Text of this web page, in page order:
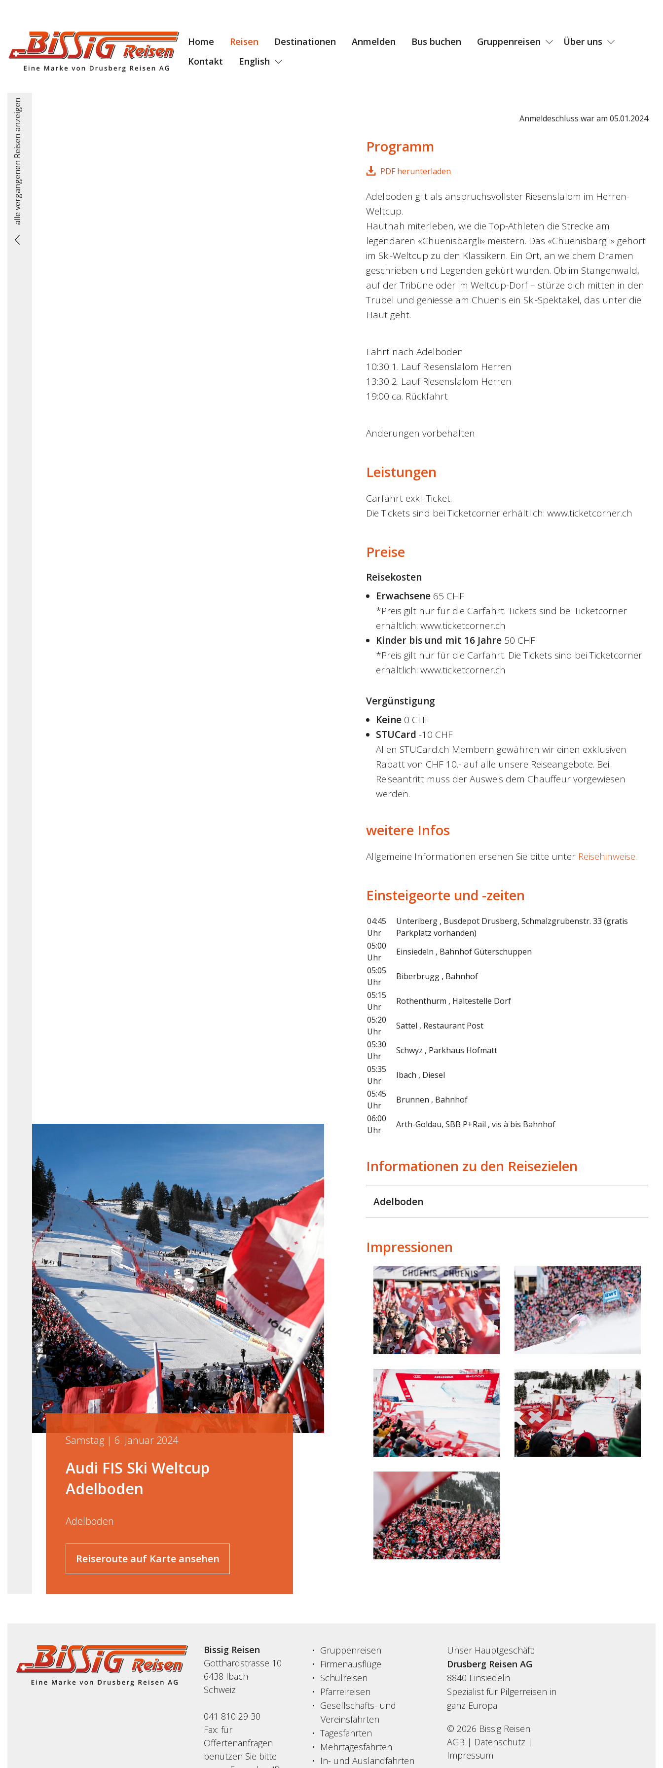
Home Reisen Destinationen Anmelden Bus buchen Gruppenreisen
Über uns
Kontakt
English
alle vergangenen Reisen anzeigen
Samstag | 6. Januar 2024
Audi FIS Ski Weltcup
Adelboden
Adelboden
Reiseroute auf Karte ansehen
Anmeldeschluss war am 05.01.2024
Programm
PDF herunterladen
Adelboden gilt als anspruchsvollster Riesenslalom im Herren-
Weltcup.
Hautnah miterleben, wie die Top-Athleten die Strecke am
legendären «Chuenisbärgli» meistern. Das «Chuenisbärgli» gehört
im Ski-Weltcup zu den Klassikern. Ein Ort, an welchem Dramen
geschrieben und Legenden gekürt wurden. Ob im Stangenwald,
auf der Tribüne oder im Weltcup-Dorf – stürze dich mitten in den
Trubel und geniesse am Chuenis ein Ski-Spektakel, das unter die
Haut geht.
Fahrt nach Adelboden
10:30 1. Lauf Riesenslalom Herren
13:30 2. Lauf Riesenslalom Herren
19:00 ca. Rückfahrt
Änderungen vorbehalten
Leistungen
Carfahrt exkl. Ticket.
Die Tickets sind bei Ticketcorner erhältlich: www.ticketcorner.ch
Preise
Reisekosten
Erwachsene 65 CHF
*Preis gilt nur für die Carfahrt. Tickets sind bei Ticketcorner
erhältlich: www.ticketcorner.ch
Kinder bis und mit 16 Jahre 50 CHF
*Preis gilt nur für die Carfahrt. Die Tickets sind bei Ticketcorner
erhältlich: www.ticketcorner.ch
Vergünstigung
Keine 0 CHF
STUCard -10 CHF
Allen STUCard.ch Membern gewähren wir einen exklusiven
Rabatt von CHF 10.- auf alle unsere Reiseangebote. Bei
Reiseantritt muss der Ausweis dem Chauffeur vorgewiesen
werden.
weitere Infos
Allgemeine Informationen ersehen Sie bitte unter Reisehinweise.
Einsteigeorte und -zeiten
04:45
Uhr
Unteriberg , Busdepot Drusberg, Schmalzgrubenstr. 33 (gratis
Parkplatz vorhanden)
05:00
Uhr
Einsiedeln , Bahnhof Güterschuppen
05:05
Uhr
Biberbrugg , Bahnhof
05:15
Uhr
Rothenthurm , Haltestelle Dorf
05:20
Uhr
Sattel , Restaurant Post
05:30
Uhr
Schwyz , Parkhaus Hofmatt
05:35
Uhr
Ibach , Diesel
05:45
Uhr
Brunnen , Bahnhof
06:00
Uhr
Arth-Goldau, SBB P+Rail , vis à bis Bahnhof
Informationen zu den Reisezielen
Adelboden
Impressionen
Bissig Reisen
Gotthardstrasse 10
6438 Ibach
Schweiz
041 810 29 30
Fax: für
Offertenanfragen
benutzen Sie bitte
Gruppenreisen
Firmenausflüge
Schulreisen
Pfarreireisen
Gesellschafts- und
Vereinsfahrten
Tagesfahrten
Mehrtagesfahrten
In- und Auslandfahrten
Unser Hauptgeschäft:
Drusberg Reisen AG
8840 Einsiedeln
Spezialist für Pilgerreisen in
ganz Europa
© 2026 Bissig Reisen
AGB | Datenschutz |
Impressum